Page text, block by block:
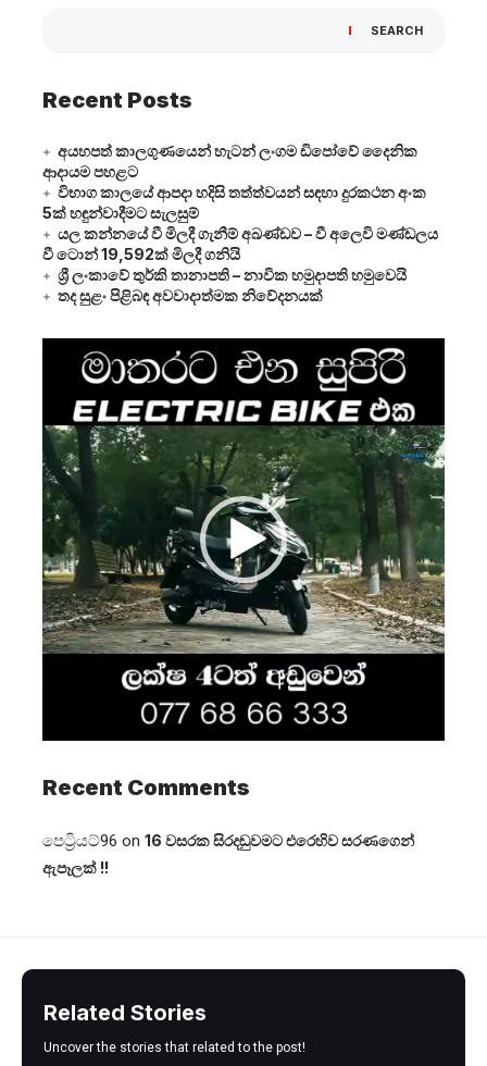
SEARCH
Recent Posts
අයහපත් කාලගුණයෙන් හැටන් ලංගම ඩිපෝවේ දෛනික
ආදායම පහළට
විභාග කාලයේ ආපදා හදිසි තත්ත්වයන් සඳහා දුරකථන අංක
5ක් හඳුන්වාදීමට සැලසුම්
යල කන්නයේ වී මිලදී ගැනීම් අඛණ්ඩව – වී අලෙවි මණ්ඩලය
වී ටොන් 19,592ක් මිලදී ගනියි
ශ්‍රී ලංකාවේ තුර්කි තානාපති – නාවික හමුදාපති හමුවෙයි
තද සුළං පිළිබඳ අවවාදාත්මක නිවේදනයක්
Player
Recent Comments
පෙට්‍රියට්96 on 16 වසරක සිරදඬුවමට එරෙහිව සරණගෙන්
ඇපෑලක් !!
Related Stories
Uncover the stories that related to the post!